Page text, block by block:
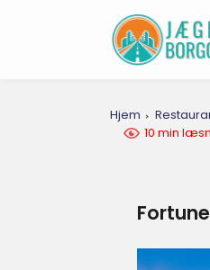
Hjem
10 min